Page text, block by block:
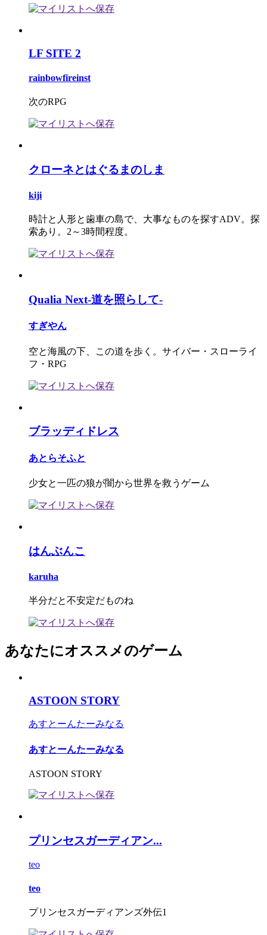
LF SITE 2
rainbowfireinst
次のRPG
クローネとはぐるまのしま
kiji
時計と人形と歯車の島で、大事なものを探すADV。探
索あり。2～3時間程度。
Qualia Next-道を照らして-
すぎやん
空と海風の下、この道を歩く。サイバー・スローライ
フ・RPG
ブラッディドレス
あとらそふと
少女と一匹の狼が闇から世界を救うゲーム
はんぶんこ
karuha
半分だと不安定だものね
あなたにオススメのゲーム
ASTOON STORY
あすとーんたーみなる
あすとーんたーみなる
ASTOON STORY
プリンセスガーディアン...
teo
teo
プリンセスガーディアンズ外伝1